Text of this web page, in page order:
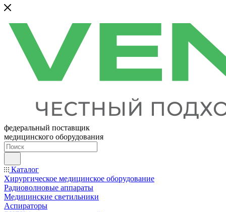
федеральный поставщик
медицинского оборудования
Каталог
Хирургическое медицинское оборудование
Радиоволновые аппараты
Медицинские светильники
Аспираторы